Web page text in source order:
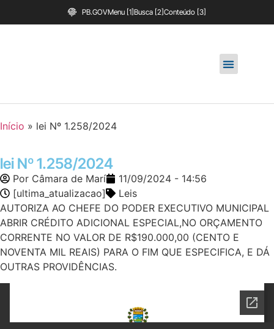
PB.GOVMenu [1]Busca [2]Conteúdo [3]
Início » lei Nº 1.258/2024
lei Nº 1.258/2024
Por Câmara de Marí
11/09/2024 - 14:56
[ultima_atualizacao]
Leis
AUTORIZA AO CHEFE DO PODER EXECUTIVO MUNICIPAL
ABRIR CRÉDITO ADICIONAL ESPECIAL,NO ORÇAMENTO
CORRENTE NO VALOR DE R$190.000,00 (CENTO E
NOVENTA MIL REAIS) PARA O FIM QUE ESPECIFICA, E DÁ
OUTRAS PROVIDÊNCIAS.